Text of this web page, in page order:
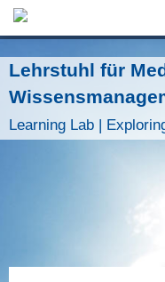
Lehrstuhl für
Learning Lab |